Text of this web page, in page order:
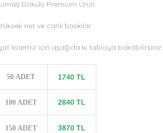
Dokulu Premium Ürün
Yüksek net ve canlı baskılar
listemiz için aşağıda ki tabloya bakabilirsiniz.
50 ADET 1740 TL
100 ADET 2840 TL
150 ADET 3870 TL